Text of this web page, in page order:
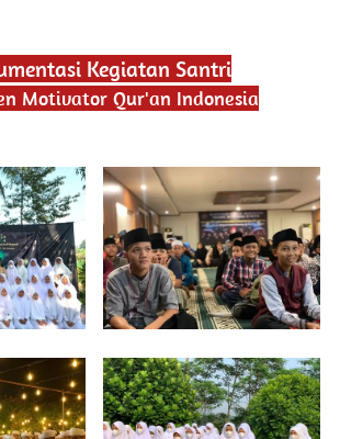
Kegiatan Santri
Motivator Qur'an Indonesia